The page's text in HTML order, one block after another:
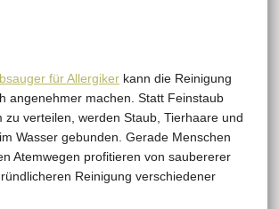
für Allergikerkann die Reinigung
angenehmer machen. Statt Feinstaub
zu verteilen, werden Staub, Tierhaare und
Wasser gebunden. Gerade Menschen
Atemwegen profitieren von saubererer
Reinigung verschiedener